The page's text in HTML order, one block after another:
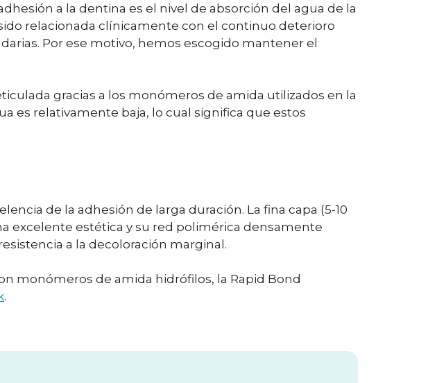
a la dentina es el nivel de absorción del agua de la
relacionada clínicamente con el continuo deterioro
Por ese motivo, hemos escogido mantener el
gracias a los monómeros de amida utilizados en la
es relativamente baja, lo cual significa que estos
de la adhesión de larga duración. La fina capa (5-10
excelente estética y su red polimérica densamente
a la decoloración marginal.
monómeros de amida hidrófilos, la Rapid Bond
.